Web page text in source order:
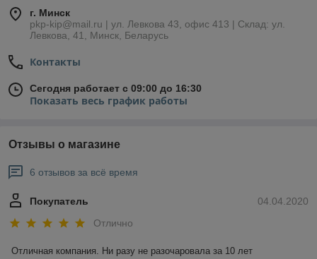
г. Минск
pkp-kip@mail.ru | ул. Левкова 43, офис 413 | Склад: ул.
Левкова, 41, Минск, Беларусь
Контакты
Сегодня работает с 09:00 до 16:30
Показать весь график работы
Отзывы о магазине
6 отзывов за всё время
04.04.2020
Покупатель
Отлично
Отличная компания. Ни разу не разочаровала за 10 лет